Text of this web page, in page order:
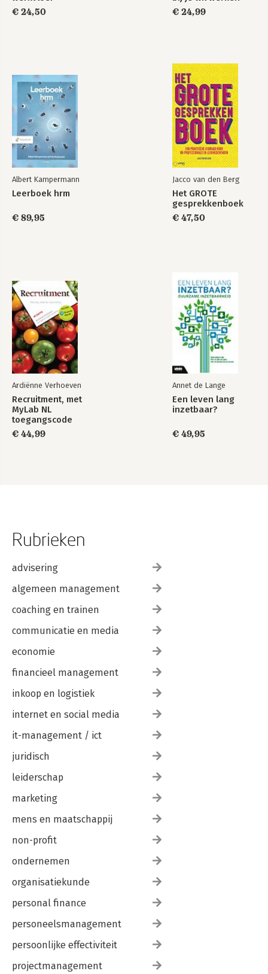
€ 24,50
€ 24,99
Albert Kampermann
Leerboek hrm
€ 89,95
Jacco van den Berg
Het GROTE
gesprekkenboek
€ 47,50
Ardiënne Verhoeven
Recruitment, met
MyLab NL
toegangscode
€ 44,99
Annet de Lange
Een leven lang
inzetbaar?
€ 49,95
Rubrieken
advisering
algemeen management
coaching en trainen
communicatie en media
economie
financieel management
inkoop en logistiek
internet en social media
it-management / ict
juridisch
leiderschap
marketing
mens en maatschappij
non-profit
ondernemen
organisatiekunde
personal finance
personeelsmanagement
persoonlijke effectiviteit
projectmanagement